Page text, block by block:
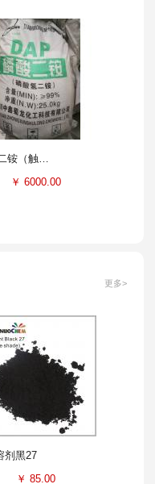
磷酸二铵（触媒）
￥ 6000.00
更多>
剂黑27
￥ 85.00